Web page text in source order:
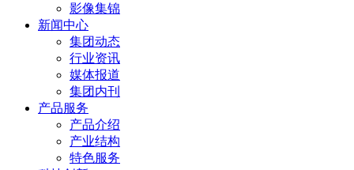
影像集锦
新闻中心
集团动态
行业资讯
媒体报道
集团内刊
产品服务
产品介绍
产业结构
特色服务